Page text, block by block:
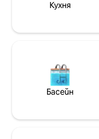
Кухня
Басейн